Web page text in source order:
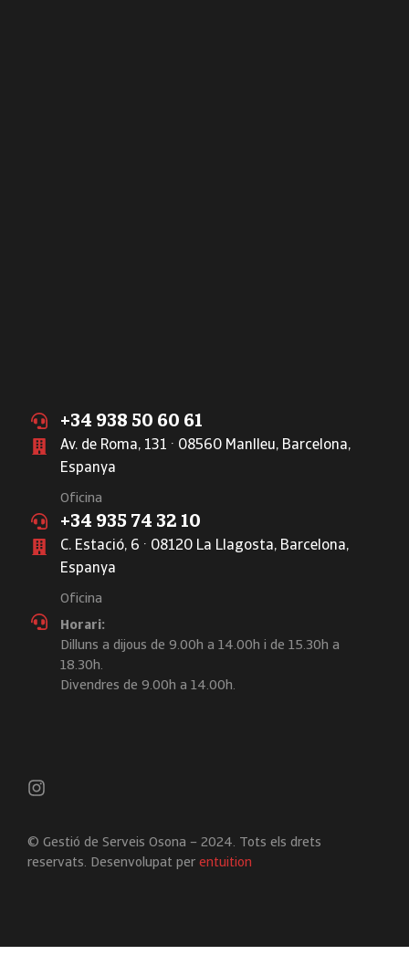
+34 938 50 60 61
Av. de Roma, 131 · 08560 Manlleu, Barcelona,
Espanya
Oficina
+34 935 74 32 10
C. Estació, 6 · 08120 La Llagosta, Barcelona,
Espanya
Oficina
Horari:
Dilluns a dijous de 9.00h a 14.00h i de 15.30h a
18.30h.
Divendres de 9.00h a 14.00h.
© Gestió de Serveis Osona – 2024. Tots els drets
reservats. Desenvolupat per entuition